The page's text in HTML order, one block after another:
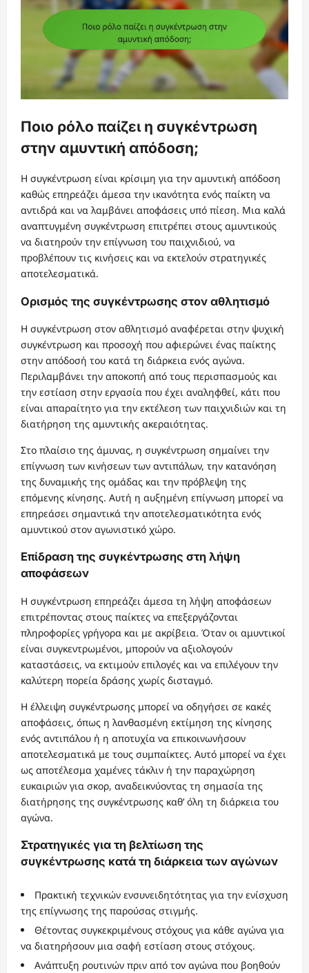
Ποιο ρόλο παίζει η συγκέντρωση
στην αμυντική απόδοση;
Η συγκέντρωση είναι κρίσιμη για την αμυντική απόδοση
καθώς επηρεάζει άμεσα την ικανότητα ενός παίκτη να
αντιδρά και να λαμβάνει αποφάσεις υπό πίεση. Μια καλά
αναπτυγμένη συγκέντρωση επιτρέπει στους αμυντικούς
να διατηρούν την επίγνωση του παιχνιδιού, να
προβλέπουν τις κινήσεις και να εκτελούν στρατηγικές
αποτελεσματικά.
Ορισμός της συγκέντρωσης στον αθλητισμό
Η συγκέντρωση στον αθλητισμό αναφέρεται στην ψυχική
συγκέντρωση και προσοχή που αφιερώνει ένας παίκτης
στην απόδοσή του κατά τη διάρκεια ενός αγώνα.
Περιλαμβάνει την αποκοπή από τους περισπασμούς και
την εστίαση στην εργασία που έχει αναληφθεί, κάτι που
είναι απαραίτητο για την εκτέλεση των παιχνιδιών και τη
διατήρηση της αμυντικής ακεραιότητας.
Στο πλαίσιο της άμυνας, η συγκέντρωση σημαίνει την
επίγνωση των κινήσεων των αντιπάλων, την κατανόηση
της δυναμικής της ομάδας και την πρόβλεψη της
επόμενης κίνησης. Αυτή η αυξημένη επίγνωση μπορεί να
επηρεάσει σημαντικά την αποτελεσματικότητα ενός
αμυντικού στον αγωνιστικό χώρο.
Επίδραση της συγκέντρωσης στη λήψη
αποφάσεων
Η συγκέντρωση επηρεάζει άμεσα τη λήψη αποφάσεων
επιτρέποντας στους παίκτες να επεξεργάζονται
πληροφορίες γρήγορα και με ακρίβεια. Όταν οι αμυντικοί
είναι συγκεντρωμένοι, μπορούν να αξιολογούν
καταστάσεις, να εκτιμούν επιλογές και να επιλέγουν την
καλύτερη πορεία δράσης χωρίς δισταγμό.
Η έλλειψη συγκέντρωσης μπορεί να οδηγήσει σε κακές
αποφάσεις, όπως η λανθασμένη εκτίμηση της κίνησης
ενός αντιπάλου ή η αποτυχία να επικοινωνήσουν
αποτελεσματικά με τους συμπαίκτες. Αυτό μπορεί να έχει
ως αποτέλεσμα χαμένες τάκλιν ή την παραχώρηση
ευκαιριών για σκορ, αναδεικνύοντας τη σημασία της
διατήρησης της συγκέντρωσης καθ’ όλη τη διάρκεια του
αγώνα.
Στρατηγικές για τη βελτίωση της
συγκέντρωσης κατά τη διάρκεια των αγώνων
Πρακτική τεχνικών ενσυνειδητότητας για την ενίσχυση
της επίγνωσης της παρούσας στιγμής.
Θέτοντας συγκεκριμένους στόχους για κάθε αγώνα για
να διατηρήσουν μια σαφή εστίαση στους στόχους.
Ανάπτυξη ρουτινών πριν από τον αγώνα που βοηθούν